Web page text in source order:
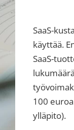
SaaS-
käyttää.
SaaS-
100
ylläpito).